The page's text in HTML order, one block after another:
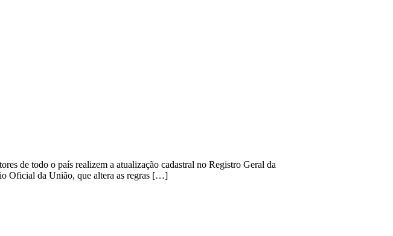
de todo o país realizem a atualização cadastral no Registro Geral da
Oficial da União, que altera as regras […]